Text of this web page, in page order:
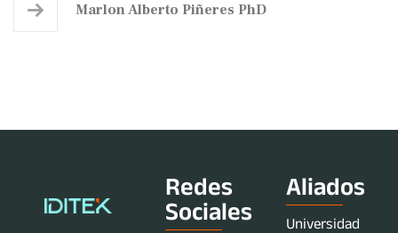
Marlon Alberto Piñeres PhD
Redes
Sociales
Aliados
Universidad